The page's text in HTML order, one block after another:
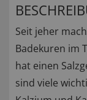
Seit jeher
Badekuren im
hat einen
sind viele